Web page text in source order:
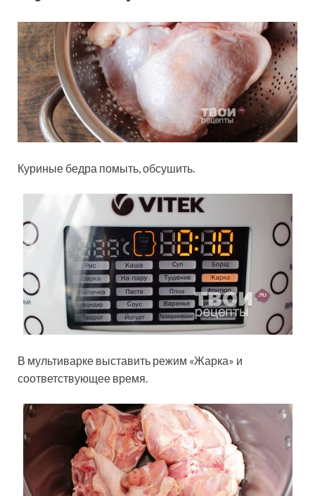
Куриные бедра помыть, обсушить.
В мультиварке выставить режим «Жарка» и
соответствующее время.